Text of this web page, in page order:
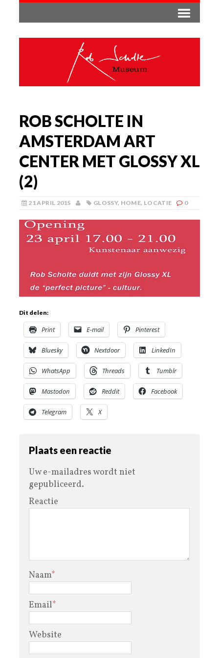
ROB SCHOLTE IN
AMSTERDAM ART
CENTER MET GLOSSY XL
(2)
21 APRIL 2015 GLOSSY, HOME, LOCATIE 0
Dit delen:
Print E-mail Pinterest
Bluesky Nextdoor LinkedIn
WhatsApp Threads Tumblr
Mastodon Reddit Facebook
Telegram X
Plaats een reactie
Uw e-mailadres wordt niet
gepubliceerd.
Reactie
Naam*
Email*
Website